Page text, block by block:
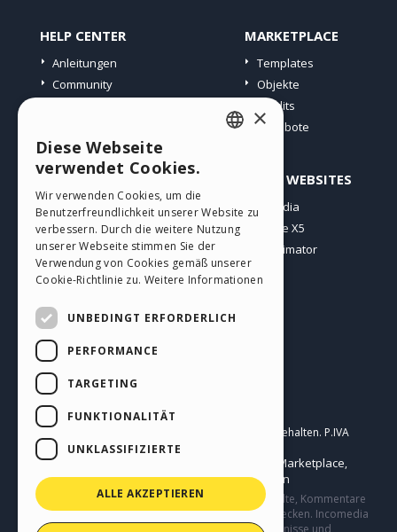
HELP CENTER
Anleitungen
Community
MARKETPLACE
Templates
Objekte
Credits
Angebote
PROFIL
Meine Beiträge
Meine Lizenz
Download
Webhosting
ANDERE WEBSITES
Incomedia
WebSite X5
WebAnimator
Copyright © 2026
Alle Rechte vorbehalten. P.IVA
IT07514640015
Nutzungsbedingungen WebSite X5:
Help Center / Marketplace,
Templates,Objects|Datenschutzbestimmungen
Diese Seite enthält von Benutzern eingereichte Inhalte, Kommentare
und Meinungen und besteht nur zu Informationszwecken. Incomedia
lehnt jegliche Haftung für die Handlungen, Versäumnisse und
GERMAN
SPANISH
PORTUGUESE
×
Diese Webseite
verwendet Cookies.
Wir verwenden Cookies, um die
Benutzerfreundlichkeit unserer Website zu
verbessern. Durch die weitere Nutzung
unserer Webseite stimmen Sie der
Verwendung von Cookies gemäß unserer
Cookie-Richtlinie zu. Weitere Informationen
UNBEDINGT ERFORDERLICH
PERFORMANCE
TARGETING
FUNKTIONALITÄT
UNKLASSIFIZIERTE
ALLE AKZEPTIEREN